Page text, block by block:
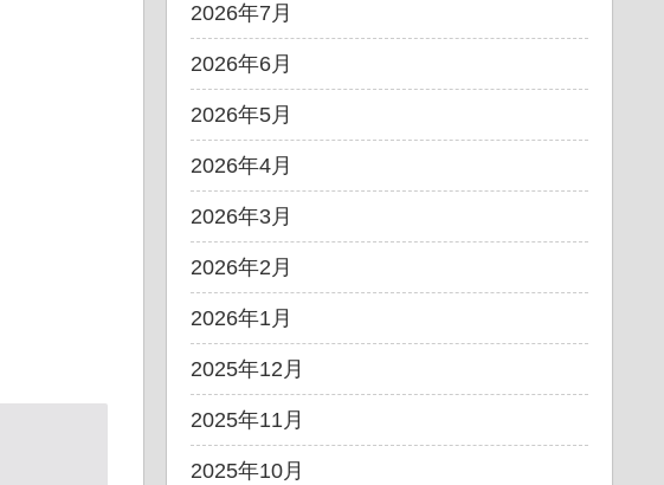
2026年7月
2026年6月
2026年5月
2026年4月
2026年3月
2026年2月
2026年1月
2025年12月
2025年11月
2025年10月